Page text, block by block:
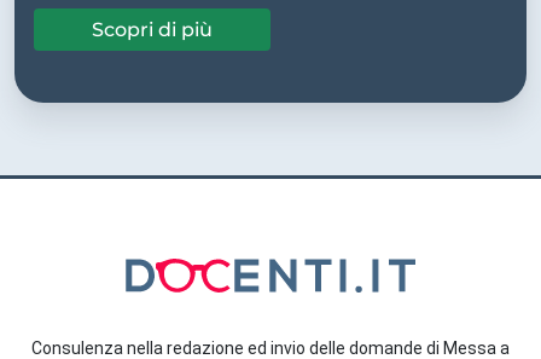
Scopri di più
Consulenza nella redazione ed invio delle domande di Messa a